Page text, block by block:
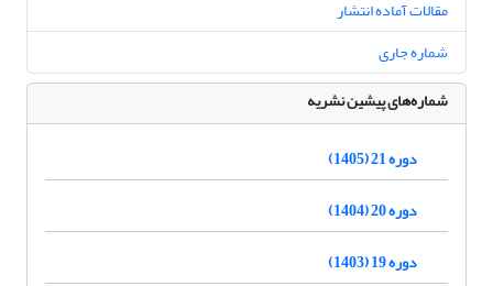
مقالات آماده انتشار
شماره جاری
شماره‌های پیشین نشریه
دوره 21 (1405)
دوره 20 (1404)
دوره 19 (1403)